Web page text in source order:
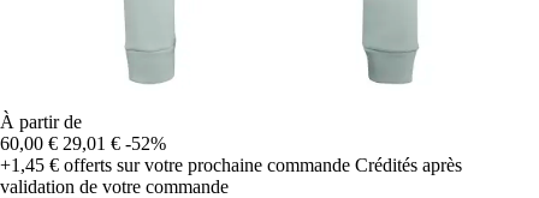
À partir de
60,00 € 29,01 € -52%
+1,45 € offerts sur votre prochaine commande Crédités après
validation de votre commande